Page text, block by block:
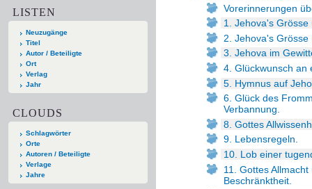
LISTEN
Neuzugänge
Titel
Autor / Beteiligte
Ort
Verlag
Jahr
CLOUDS
Schlagwörter
Orte
Autoren / Beteiligte
Verlage
Jahre
Vorerinnerungen
1. Jehova's
2. Jehova's
3. Jehova im
4. Glückwunsch an
5. Hymnus auf
6. Glück des
Verbannung.
8. Gottes
9. Lebensregeln.
10. Lob einer
11. Gottes
Beschränktheit.